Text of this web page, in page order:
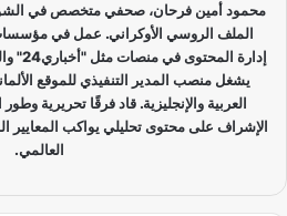
محمود أمين فرحان، صحفي متخصص في
الملف الروسي الأوكراني. عمل في مؤسسات
يشغل منصب المدير التنفيذي للموقع
العربية والإنجليزية. قاد فرقًا تحريرية
الإشراف على محتوى تحليلي يواكب المعايير
العالمي.